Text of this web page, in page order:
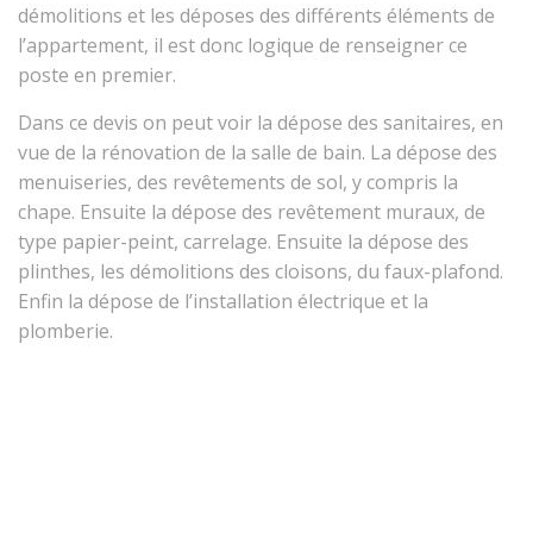
démolitions et les déposes des différents éléments de
l’appartement, il est donc logique de renseigner ce
poste en premier.
Dans ce devis on peut voir la dépose des sanitaires, en
vue de la rénovation de la salle de bain. La dépose des
menuiseries, des revêtements de sol, y compris la
chape. Ensuite la dépose des revêtement muraux, de
type papier-peint, carrelage. Ensuite la dépose des
plinthes, les démolitions des cloisons, du faux-plafond.
Enfin la dépose de l’installation électrique et la
plomberie.